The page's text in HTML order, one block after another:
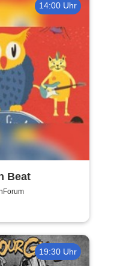
14:00 Uhr
Beat
19:30 Uhr